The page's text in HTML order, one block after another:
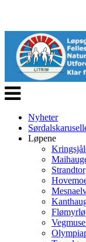
Veksle
navigasjon
Nyheter
Løpene